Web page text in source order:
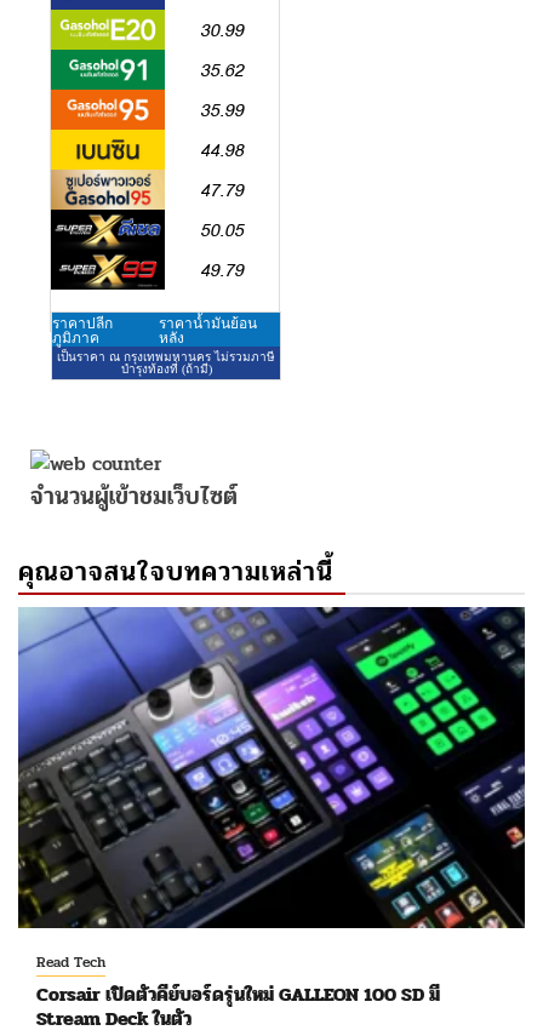
จำนวนผู้เข้าชมเว็บไซต์
คุณอาจสนใจบทความเหล่านี้
Read Tech
Corsair เปิดตัวคีย์บอร์ดรุ่นใหม่ GALLEON 100 SD มี
Stream Deck ในตัว